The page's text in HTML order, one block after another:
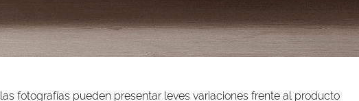
fotografías pueden presentar leves variaciones frente al producto